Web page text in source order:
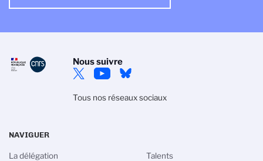
Nous suivre
Tous nos réseaux sociaux
NAVIGUER
La délégation Talents